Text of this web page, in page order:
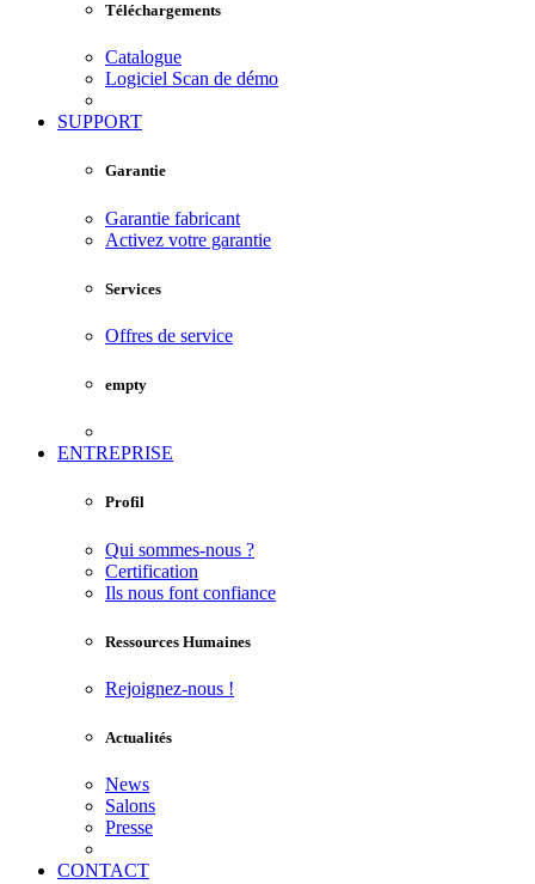
Téléchargements
Catalogue
Logiciel Scan de démo
SUPPORT
Garantie
Garantie fabricant
Activez votre garantie
Services
Offres de service
empty
ENTREPRISE
Profil
Qui sommes-nous ?
Certification
Ils nous font confiance
Ressources Humaines
Rejoignez-nous !
Actualités
News
Salons
Presse
CONTACT